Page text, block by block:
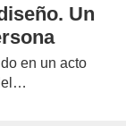
Un
en un acto